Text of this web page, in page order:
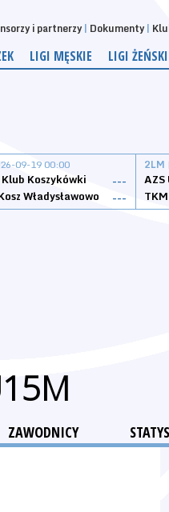
i partnerzy Dokumenty
LIGI MĘSKIE LIGI
09-19 00:00
Koszykówki
---
Władysławowo
---
2LM
ZAWODNICY